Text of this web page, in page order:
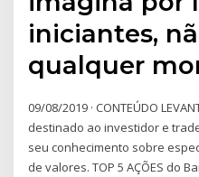
iniciantes,
qualquer
09/08/2019 · CONTEÚDO
destinado ao investidor e
seu conhecimento sobre
de valores. TOP 5 AÇÕES do